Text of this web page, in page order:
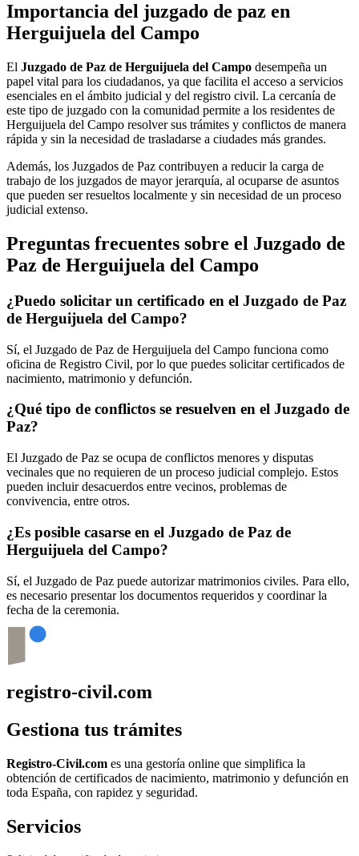
Importancia del juzgado de paz en
Herguijuela del Campo
El Juzgado de Paz de Herguijuela del Campo desempeña un
papel vital para los ciudadanos, ya que facilita el acceso a servicios
esenciales en el ámbito judicial y del registro civil. La cercanía de
este tipo de juzgado con la comunidad permite a los residentes de
Herguijuela del Campo resolver sus trámites y conflictos de manera
rápida y sin la necesidad de trasladarse a ciudades más grandes.
Además, los Juzgados de Paz contribuyen a reducir la carga de
trabajo de los juzgados de mayor jerarquía, al ocuparse de asuntos
que pueden ser resueltos localmente y sin necesidad de un proceso
judicial extenso.
Preguntas frecuentes sobre el Juzgado de
Paz de Herguijuela del Campo
¿Puedo solicitar un certificado en el Juzgado de Paz
de Herguijuela del Campo?
Sí, el Juzgado de Paz de Herguijuela del Campo funciona como
oficina de Registro Civil, por lo que puedes solicitar certificados de
nacimiento, matrimonio y defunción.
¿Qué tipo de conflictos se resuelven en el Juzgado de
Paz?
El Juzgado de Paz se ocupa de conflictos menores y disputas
vecinales que no requieren de un proceso judicial complejo. Estos
pueden incluir desacuerdos entre vecinos, problemas de
convivencia, entre otros.
¿Es posible casarse en el Juzgado de Paz de
Herguijuela del Campo?
Sí, el Juzgado de Paz puede autorizar matrimonios civiles. Para ello,
es necesario presentar los documentos requeridos y coordinar la
fecha de la ceremonia.
registro-civil.com
Gestiona tus trámites
Registro-Civil.com es una gestoría online que simplifica la
obtención de certificados de nacimiento, matrimonio y defunción en
toda España, con rapidez y seguridad.
Servicios